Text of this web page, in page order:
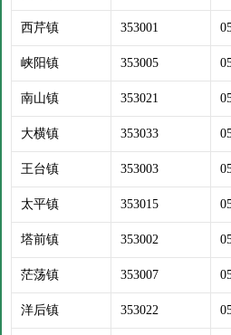
西芹镇 353001
峡阳镇 353005
南山镇 353021
大横镇 353033
王台镇 353003
太平镇 353015
塔前镇 353002
茫荡镇 353007
洋后镇 353022